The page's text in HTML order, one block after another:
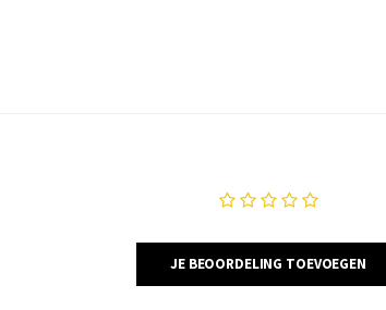
JE BEOORDELING TOEVOEGEN